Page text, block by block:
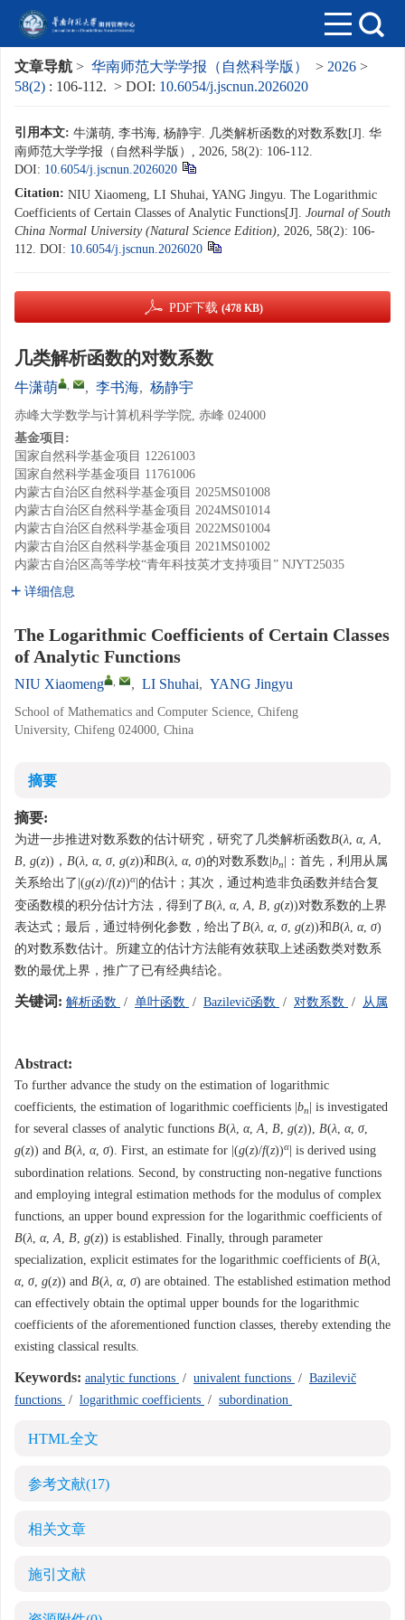
文章导航 > 华南师范大学学报（自然科学版） > 2026 >
58(2) : 106-112. > DOI: 10.6054/j.jscnun.2026020
引用本文: 牛潇萌, 李书海, 杨静宇. 几类解析函数的对数系数[J]. 华
南师范大学学报（自然科学版）, 2026, 58(2): 106-112.
DOI: 10.6054/j.jscnun.2026020
Citation: NIU Xiaomeng, LI Shuhai, YANG Jingyu. The Logarithmic
Coefficients of Certain Classes of Analytic Functions[J]. Journal of South
China Normal University (Natural Science Edition), 2026, 58(2): 106-
112. DOI: 10.6054/j.jscnun.2026020
PDF下载 (478 KB)
几类解析函数的对数系数
牛潇萌 , , 李书海, 杨静宇
赤峰大学数学与计算机科学学院, 赤峰 024000
基金项目:
国家自然科学基金项目 12261003
国家自然科学基金项目 11761006
内蒙古自治区自然科学基金项目 2025MS01008
内蒙古自治区自然科学基金项目 2024MS01014
内蒙古自治区自然科学基金项目 2022MS01004
内蒙古自治区自然科学基金项目 2021MS01002
内蒙古自治区高等学校“青年科技英才支持项目” NJYT25035
详细信息
The Logarithmic Coefficients of Certain Classes
of Analytic Functions
NIU Xiaomeng , , LI Shuhai, YANG Jingyu
School of Mathematics and Computer Science, Chifeng
University, Chifeng 024000, China
摘要
摘要:
为进一步推进对数系数的估计研究，研究了几类解析函数B(λ, α,A,
B, g(z))， B(λ, α, σ, g(z))和B(λ, α, σ)的对数系数| bn
|：首先，利用从属
关系给出了|(g(z)/f(z))α |的估计；其次，通过构造非负函数并结合复
变函数模的积分估计方法，得到了B(λ, α,A, B, g(z))对数系数的上界
表达式；最后，通过特例化参数，给出了B(λ, α, σ, g(z))和B(λ, α, σ)
的对数系数估计。所建立的估计方法能有效获取上述函数类对数系
数的最优上界，推广了已有经典结论。
关键词: 解析函数 / 单叶函数 / Bazilevič函数 / 对数系数 / 从属
Abstract:
To further advance the study on the estimation of logarithmic
coefficients, the estimation of logarithmic coefficients | bn
| is investigated
for several classes of analytic functions B(λ, α,A, B, g(z)), B(λ, α, σ,
g(z)) and B(λ, α, σ). First, an estimate for |(g(z)/f(z))α
| is derived using
subordination relations. Second, by constructing non-negative functions
and employing integral estimation methods for the modulus of complex
functions, an upper bound expression for the logarithmic coefficients of
B(λ, α,A, B, g(z)) is established. Finally, through parameter
specialization, explicit estimates for the logarithmic coefficients of B(λ,
α, σ, g(z)) and B(λ, α, σ) are obtained. The established estimation method
can effectively obtain the optimal upper bounds for the logarithmic
coefficients of the aforementioned function classes, thereby extending the
existing classical results.
Keywords: analytic functions / univalent functions / Bazilevič
functions / logarithmic coefficients / subordination
HTML全文
参考文献(17)
相关文章
施引文献